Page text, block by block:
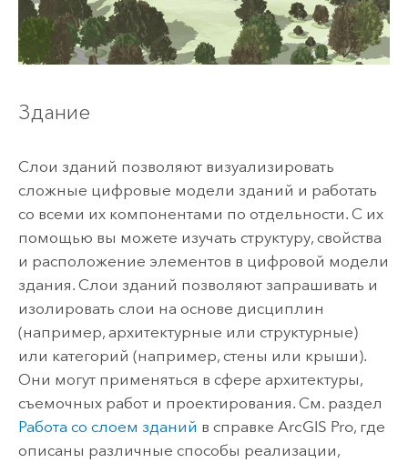
Здание
Слои зданий позволяют визуализировать
сложные цифровые модели зданий и работать
со всеми их компонентами по отдельности. С их
помощью вы можете изучать структуру, свойства
и расположение элементов в цифровой модели
здания. Слои зданий позволяют запрашивать и
изолировать слои на основе дисциплин
(например, архитектурные или структурные)
или категорий (например, стены или крыши).
Они могут применяться в сфере архитектуры,
съемочных работ и проектирования. См. раздел
Работа со слоем зданий в справке ArcGIS Pro, где
описаны различные способы реализации,